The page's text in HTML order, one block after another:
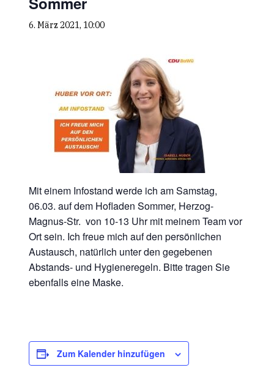
6. März 2021, 10:00
Mit einem Infostand werde ich am Samstag,
06.03. auf dem Hofladen Sommer, Herzog-
Magnus-Str. von 10-13 Uhr mit meinem Team vor
Ort sein. Ich freue mich auf den persönlichen
Austausch, natürlich unter den gegebenen
Abstands- und Hygieneregeln. Bitte tragen Sie
ebenfalls eine Maske.
Zum Kalender hinzufügen